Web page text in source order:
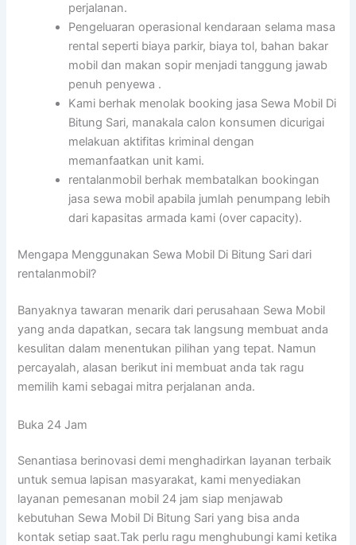
perjalanan.
Pengeluaran operasional kendaraan selama masa
rental seperti biaya parkir, biaya tol, bahan bakar
mobil dan makan sopir menjadi tanggung jawab
penuh penyewa .
Kami berhak menolak booking jasa Sewa Mobil Di
Bitung Sari, manakala calon konsumen dicurigai
melakuan aktifitas kriminal dengan
memanfaatkan unit kami.
rentalanmobil berhak membatalkan bookingan
jasa sewa mobil apabila jumlah penumpang lebih
dari kapasitas armada kami (over capacity).
Mengapa Menggunakan Sewa Mobil Di Bitung Sari dari
rentalanmobil?
Banyaknya tawaran menarik dari perusahaan Sewa Mobil
yang anda dapatkan, secara tak langsung membuat anda
kesulitan dalam menentukan pilihan yang tepat. Namun
percayalah, alasan berikut ini membuat anda tak ragu
memilih kami sebagai mitra perjalanan anda.
Buka 24 Jam
Senantiasa berinovasi demi menghadirkan layanan terbaik
untuk semua lapisan masyarakat, kami menyediakan
layanan pemesanan mobil 24 jam siap menjawab
kebutuhan Sewa Mobil Di Bitung Sari yang bisa anda
kontak setiap saat.Tak perlu ragu menghubungi kami ketika